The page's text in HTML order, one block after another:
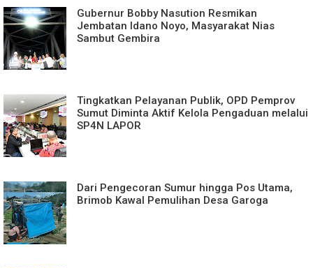
Gubernur Bobby Nasution Resmikan
Jembatan Idano Noyo, Masyarakat Nias
Sambut Gembira
Tingkatkan Pelayanan Publik, OPD Pemprov
Sumut Diminta Aktif Kelola Pengaduan melalui
SP4N LAPOR
Dari Pengecoran Sumur hingga Pos Utama,
Brimob Kawal Pemulihan Desa Garoga